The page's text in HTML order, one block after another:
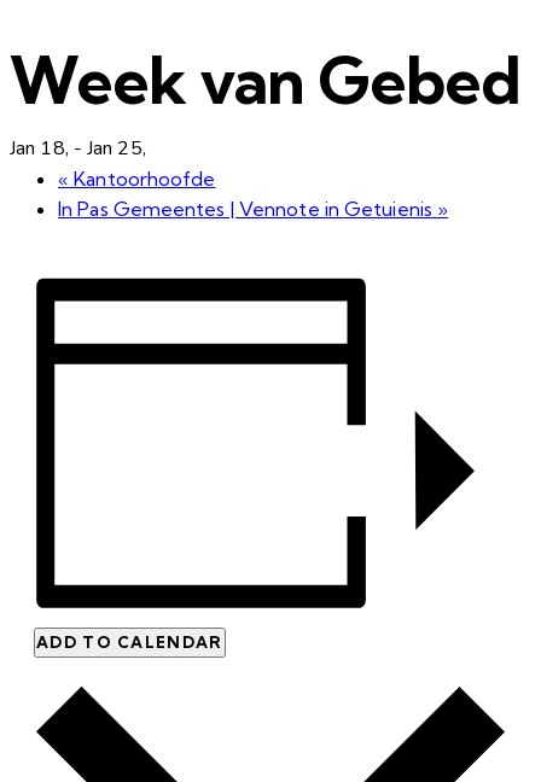
Week van Gebed
Jan 18, -Jan 25,
« Kantoorhoofde
In Pas Gemeentes | Vennote in Getuienis »
ADD TO CALENDAR